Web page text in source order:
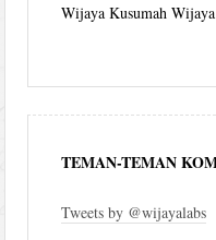
Wijaya Kusumah
TEMAN-TEMAN
Tweets by @wijayalabs